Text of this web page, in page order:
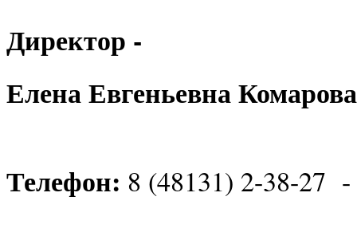
Директор -
Елена Евгеньевна Комарова
Телефон: 8 (48131) 2-38-27 -